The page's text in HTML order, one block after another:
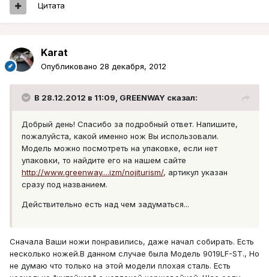
Цитата
Karat
Опубликовано 28 декабря, 2012
В 28.12.2012 в 11:09, GREENWAY сказал:
Добрый день! Спасибо за подробный ответ. Напишите,
пожалуйста, какой именно нож Вы использовали.
Модель можно посмотреть на упаковке, если нет
упаковки, то найдите его на нашем сайте
http://www.greenway....izm/nojiturism/, артикул указан
сразу под названием.
Действительно есть над чем задуматься...
Сначала Ваши ножи понравились, даже начал собирать. Есть
несколько ножей.В данном случае была Модель 9019LF-ST., Но
не думаю что только на этой модели плохая сталь. Есть